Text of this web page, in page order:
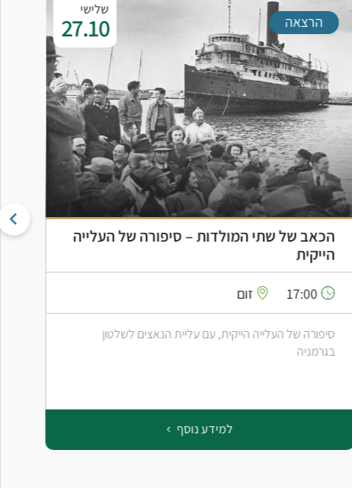
שלישי
27.10 הרצאה
הכאב של שתי המולדות – סיפורה של העלייה
הייקית
17:00 זום
סיפורה של העלייה הייקית, עם עליית הנאצים לשלטון
בגרמניה
למידע נוסף